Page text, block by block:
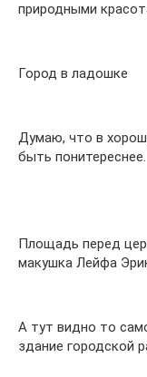
природными
Город в ладошке
Думаю, что в
быть понитереснее.
Площадь перед
макушка Лейфа
А тут видно то
здание городской